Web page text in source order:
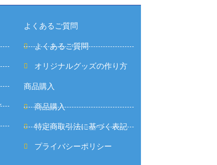
よくあるご質問
よくあるご質問
オリジナルグッズの作り方
商品購入
商品購入
特定商取引法に基づく表記
プライバシーポリシー